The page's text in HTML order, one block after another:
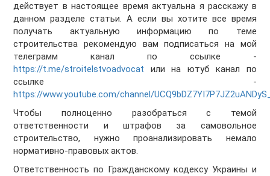
действует в настоящее время актуальна я расскажу в
данном разделе статьи. А если вы хотите все время
получать актуальную информацию по теме
строительства рекомендую вам подписаться на мой
телеграмм канал по ссылке -
https://t.me/stroitelstvoadvocat или на ютуб канал по
ссылке -
https://www.youtube.com/channel/
Чтобы полноценно разобраться с темой
ответственности и штрафов за самовольное
строительство, нужно проанализировать немало
нормативно-правовых актов.
Ответственность по Гражданскому кодексу Украины и